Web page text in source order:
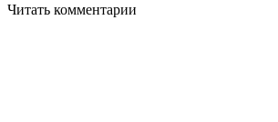
Читать комментарии